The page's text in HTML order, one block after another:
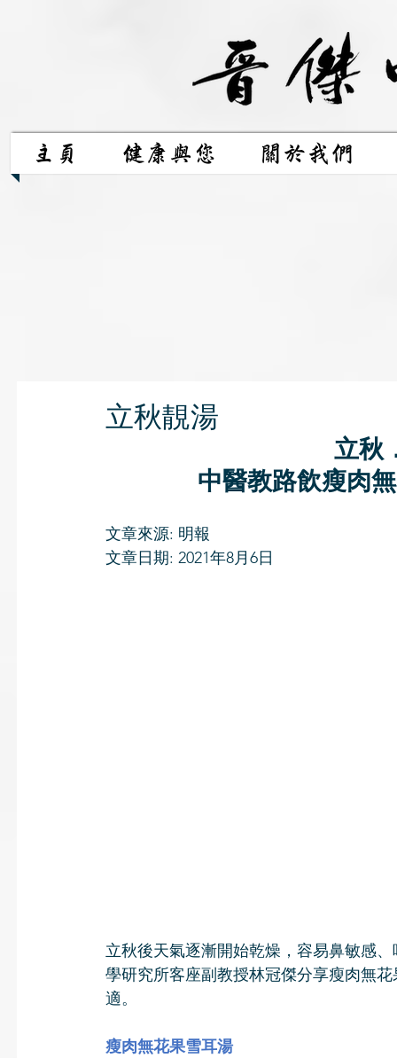
主頁 健康與您 關於我們
立秋靚湯
立秋
中醫教路飲瘦肉
文章來源: 明報
文章日期: 2021年8月6日
立秋後天氣逐漸開始乾燥，容易鼻敏感
學研究所客座副教授林冠​傑分享瘦肉無
適。
瘦肉無花果雪耳湯